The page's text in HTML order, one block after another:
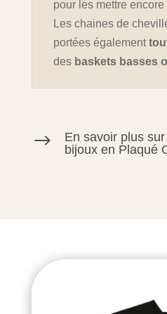
pour les mettre encore
Les chaines de
portées également
des baskets basses
$
En savoir plus
bijoux en Plaqué